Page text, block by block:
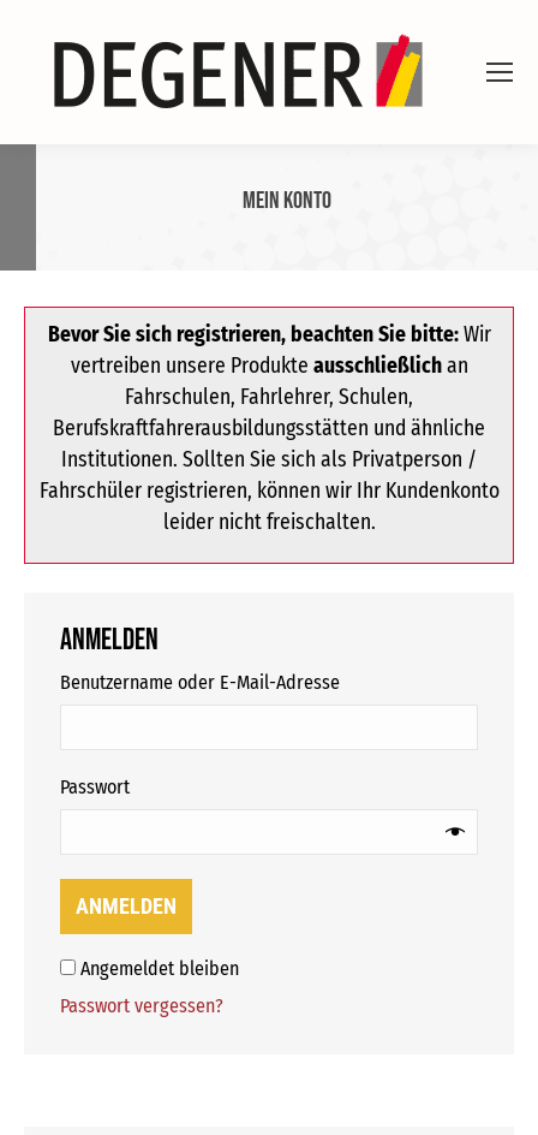
Mein Konto
Bevor Sie sich registrieren, beachten Sie bitte:Wir
vertreiben unsere Produkte ausschließlichan
Fahrschulen, Fahrlehrer, Schulen,
Berufskraftfahrerausbildungsstätten und ähnliche
Institutionen. Sollten Sie sich als Privatperson /
Fahrschüler registrieren, können wir Ihr Kundenkonto
leider nicht freischalten.
Anmelden
Benutzername oder E-Mail-Adresse
Passwort
ANMELDEN
Angemeldet bleiben
Passwort vergessen?